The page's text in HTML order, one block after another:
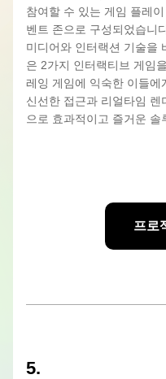
참여할 수 있는 게임 플레
벤트 존으로 구성되었습니
미디어와 인터랙션 기술을
은 2가지 인터랙티브 게임
레잉 게임에 익숙한 이들에
신선한 접근과 리얼타임
으로 효과적이고 즐거운 솔
프로
5.